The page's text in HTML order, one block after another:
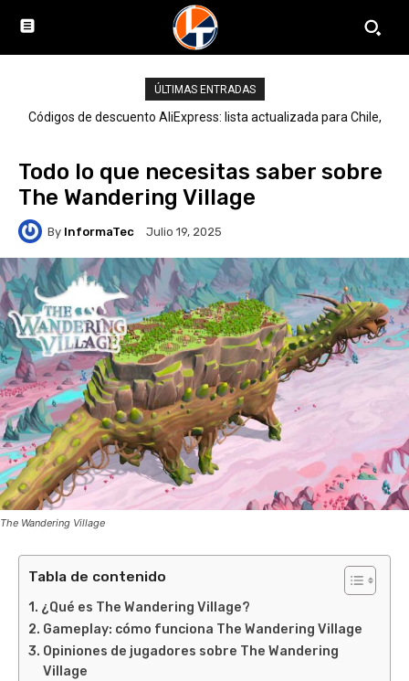
ÚLTIMAS ENTRADAS
Códigos de descuento AliExpress: lista actualizada para Chile,
Todo lo que necesitas saber sobre
The Wandering Village
By InformaTec Julio 19, 2025
The Wandering Village
Tabla de contenido
¿Qué es The Wandering Village?
Gameplay: cómo funciona The Wandering Village
Opiniones de jugadores sobre The Wandering
Village